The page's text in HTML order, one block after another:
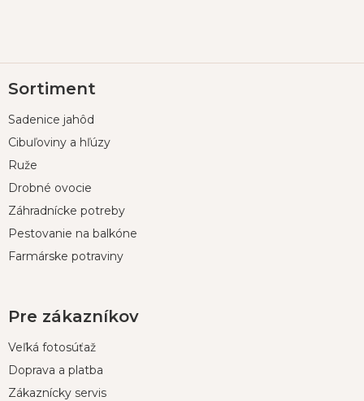
á
ä
Sortiment
Sadenice jahôd
Cibuľoviny a hľúzy
Ruže
Drobné ovocie
Záhradnícke potreby
Pestovanie na balkóne
Farmárske potraviny
Pre zákazníkov
Veľká fotosúťaž
Doprava a platba
Zákaznícky servis